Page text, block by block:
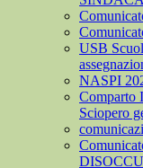
USB
NASPI
Comparto
Sciopero